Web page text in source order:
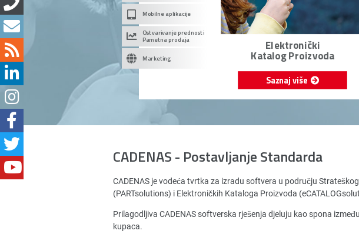
Mobilne aplikacije
Ostvarivanje prednosti
Pametna prodaja
Marketing
Elektronički
Katalog Proizvoda
Saznaj više
CADENAS - Postavljanje Standarda
CADENAS je vodeća tvrtka za izradu softvera u području
(PARTsolutions) i Elektroničkih Kataloga Proizvoda
Prilagodljiva CADENAS softverska rješenja djeluju kao spona
kupaca.